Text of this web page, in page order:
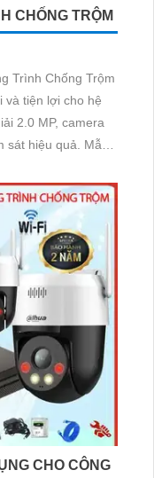
CHỐNG TRỘM
Trình Chống Trộm
và tiện lợi cho hệ
hiệu quả. Mẫu
ứng mọi nhu cầu
CHO CÔNG